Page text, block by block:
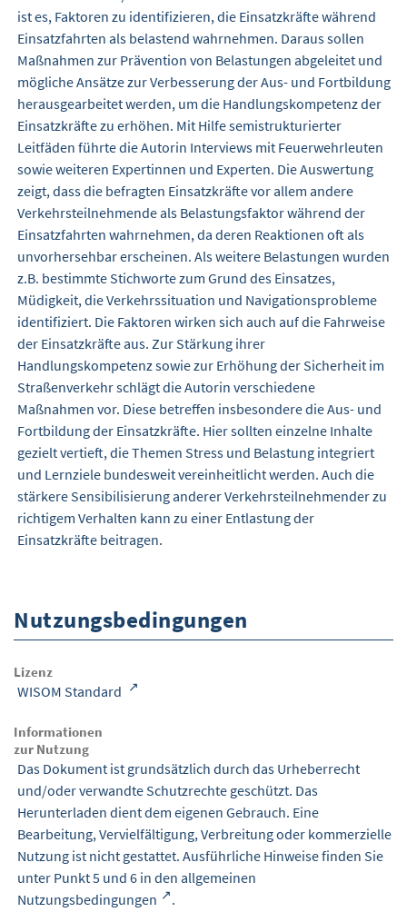
ist es, Faktoren zu identifizieren, die Einsatzkräfte während
Einsatzfahrten als belastend wahrnehmen. Daraus sollen
Maßnahmen zur Prävention von Belastungen abgeleitet und
mögliche Ansätze zur Verbesserung der Aus- und Fortbildung
herausgearbeitet werden, um die Handlungskompetenz der
Einsatzkräfte zu erhöhen. Mit Hilfe semistrukturierter
Leitfäden führte die Autorin Interviews mit Feuerwehrleuten
sowie weiteren Expertinnen und Experten. Die Auswertung
zeigt, dass die befragten Einsatzkräfte vor allem andere
Verkehrsteilnehmende als Belastungsfaktor während der
Einsatzfahrten wahrnehmen, da deren Reaktionen oft als
unvorhersehbar erscheinen. Als weitere Belastungen wurden
z.B. bestimmte Stichworte zum Grund des Einsatzes,
Müdigkeit, die Verkehrssituation und Navigationsprobleme
identifiziert. Die Faktoren wirken sich auch auf die Fahrweise
der Einsatzkräfte aus. Zur Stärkung ihrer
Handlungskompetenz sowie zur Erhöhung der Sicherheit im
Straßenverkehr schlägt die Autorin verschiedene
Maßnahmen vor. Diese betreffen insbesondere die Aus- und
Fortbildung der Einsatzkräfte. Hier sollten einzelne Inhalte
gezielt vertieft, die Themen Stress und Belastung integriert
und Lernziele bundesweit vereinheitlicht werden. Auch die
stärkere Sensibilisierung anderer Verkehrsteilnehmender zu
richtigem Verhalten kann zu einer Entlastung der
Einsatzkräfte beitragen.
Nutzungsbedingungen
Lizenz
WISOM Standard
Informationen
zur Nutzung
Das Dokument ist grundsätzlich durch das Urheberrecht
und/oder verwandte Schutzrechte geschützt. Das
Herunterladen dient dem eigenen Gebrauch. Eine
Bearbeitung, Vervielfältigung, Verbreitung oder kommerzielle
Nutzung ist nicht gestattet. Ausführliche Hinweise finden Sie
unter Punkt 5 und 6 in den allgemeinen
Nutzungsbedingungen
.